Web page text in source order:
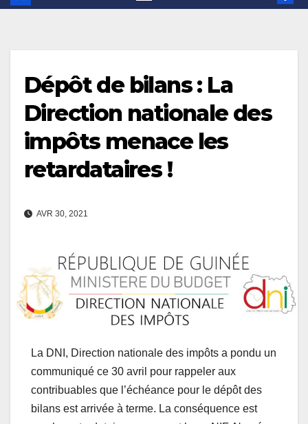
Dépôt de bilans : La
Direction nationale des
impôts menace les
retardataires !
AVR 30, 2021
La DNI, Direction nationale des impôts a pondu un
communiqué ce 30 avril pour rappeler aux
contribuables que l’échéance pour le dépôt des
bilans est arrivée à terme. La conséquence est